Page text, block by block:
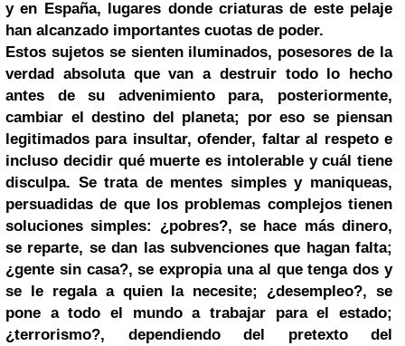
y en España, lugares donde criaturas de este pelaje
han alcanzado importantes cuotas de poder.
Estos sujetos se sienten iluminados, posesores de la
verdad absoluta que van a destruir todo lo hecho
antes de su advenimiento para, posteriormente,
cambiar el destino del planeta; por eso se piensan
legitimados para insultar, ofender, faltar al respeto e
incluso decidir qué muerte es intolerable y cuál tiene
disculpa. Se trata de mentes simples y maniqueas,
persuadidas de que los problemas complejos tienen
soluciones simples: ¿pobres?, se hace más dinero,
se reparte, se dan las subvenciones que hagan falta;
¿gente sin casa?, se expropia una al que tenga dos y
se le regala a quien la necesite; ¿desempleo?, se
pone a todo el mundo a trabajar para el estado;
¿terrorismo?, dependiendo del pretexto del